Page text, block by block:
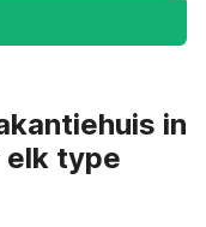
in
elk type